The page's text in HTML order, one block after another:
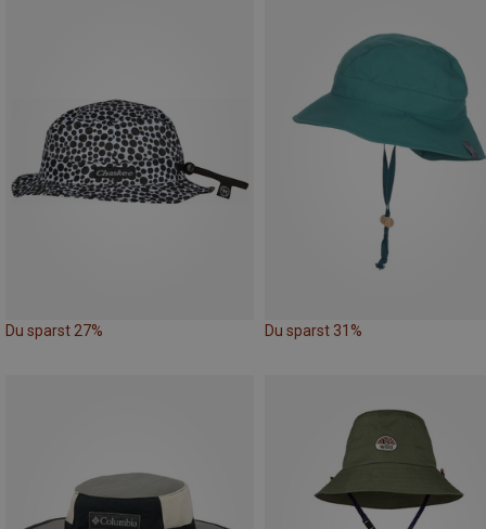
Du sparst 27% Du sparst 31%